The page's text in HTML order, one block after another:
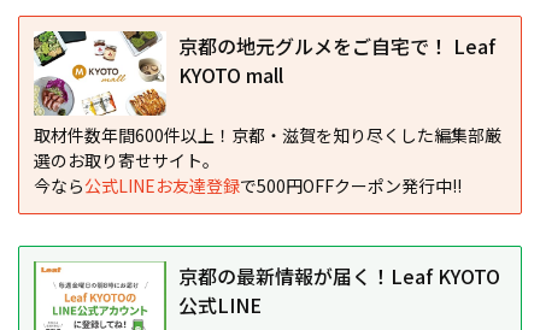
京都の地元グルメをご自宅で！ Leaf
KYOTO mall
取材件数年間600件以上！京都・滋賀を知り尽くした編集部厳
選のお取り寄せサイト。
今なら公式LINEお友達登録で500円OFFクーポン発行中!!
京都の最新情報が届く！Leaf KYOTO
公式LINE